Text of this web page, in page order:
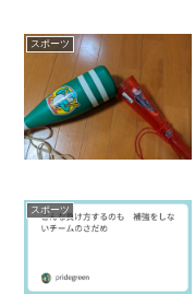
スポーツ
スポーツ